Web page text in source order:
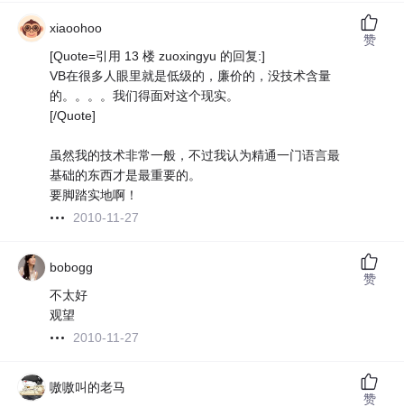
xiaoohoo
[Quote=引用 13 楼 zuoxingyu 的回复:]
VB在很多人眼里就是低级的，廉价的，没技术含量
的。。。。我们得面对这个现实。
[/Quote]
虽然我的技术非常一般，不过我认为精通一门语言最
基础的东西才是最重要的。
要脚踏实地啊！
2010-11-27
赞
bobogg
不太好
观望
2010-11-27
赞
嗷嗷叫的老马
赞